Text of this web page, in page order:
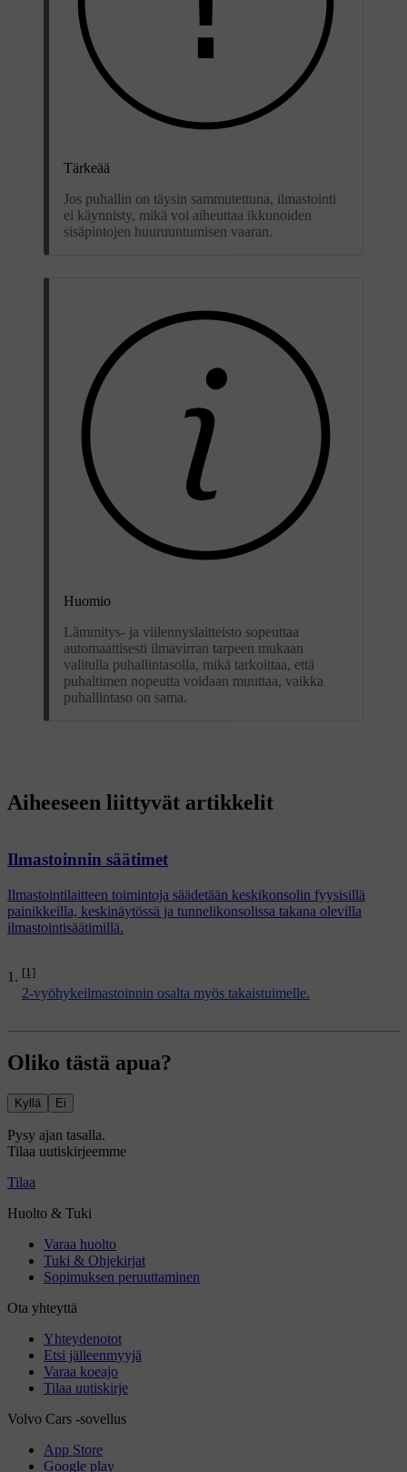
Tärkeää
Jos puhallin on täysin sammutettuna, ilmastointi
ei käynnisty, mikä voi aiheuttaa ikkunoiden
sisäpintojen huuruuntumisen vaaran.
Huomio
Lämmitys- ja viilennyslaitteisto sopeuttaa
automaattisesti ilmavirran tarpeen mukaan
valitulla puhallintasolla, mikä tarkoittaa, että
puhaltimen nopeutta voidaan muuttaa, vaikka
puhallintaso on sama.
[1]
2-vyöhykeilmastoinnin osalta myös takaistuimelle.
Aiheeseen liittyvät artikkelit
Ilmastoinnin säätimet
Ilmastointilaitteen toimintoja säädetään keskikonsolin fyysisillä
painikkeilla, keskinäytössä ja tunnelikonsolissa takana olevilla
ilmastointisäätimillä.
Oliko tästä apua?
Kyllä Ei